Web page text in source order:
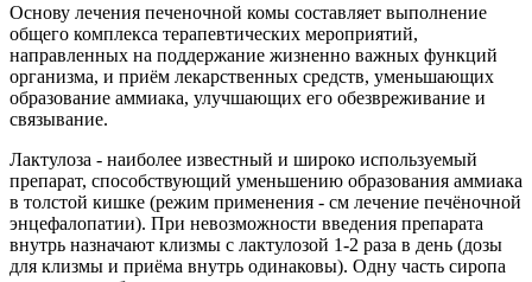
Основу лечения печеночной комы составляет выполнение
общего комплекса терапевтических мероприятий,
направленных на поддержание жизненно важных функций
организма, и приём лекарственных средств, уменьшающих
образование аммиака, улучшающих его обезвреживание и
связывание.
Лактулоза - наиболее известный и широко используемый
препарат, способствующий уменьшению образования аммиака
в толстой кишке (режим применения - см лечение печёночной
энцефалопатии). При невозможности введения препарата
внутрь назначают клизмы с лактулозой 1-2 раза в день (дозы
для клизмы и приёма внутрь одинаковы). Одну часть сиропа